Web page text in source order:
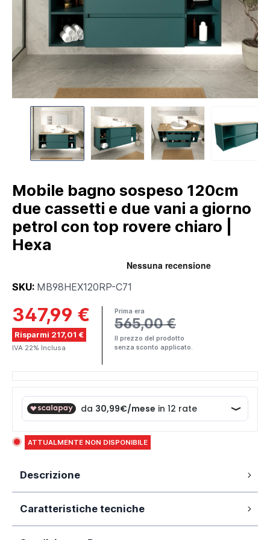
Mobile bagno sospeso 120cm
due cassetti e due vani a giorno
petrol con top rovere chiaro |
Hexa
SKU: MB98HEX120RP-C71
347,99 €
Risparmi 217,01 €
Prima era
565,00 €
Il prezzo del prodotto
senza sconto applicato.
IVA 22% Inclusa
ATTUALMENTE NON DISPONIBILE
Descrizione
Mobile da 60 cm
Due pensili da 30 cm
Caratteristiche tecniche